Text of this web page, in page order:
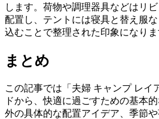
します。荷物や調理器具などはリ
配置し、テントには寝具と替え服
込むことで整理された印象になりま
まとめ
この記事では「夫婦 キャンプ レイ
ドから、快適に過ごすための基本
外の具体的な配置アイデア、季節